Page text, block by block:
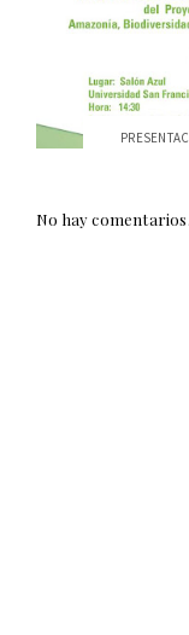
No hay